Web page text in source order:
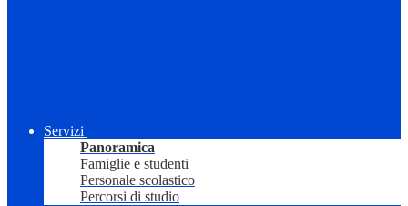
Servizi
Panoramica
Famiglie e studenti
Personale scolastico
Percorsi di studio